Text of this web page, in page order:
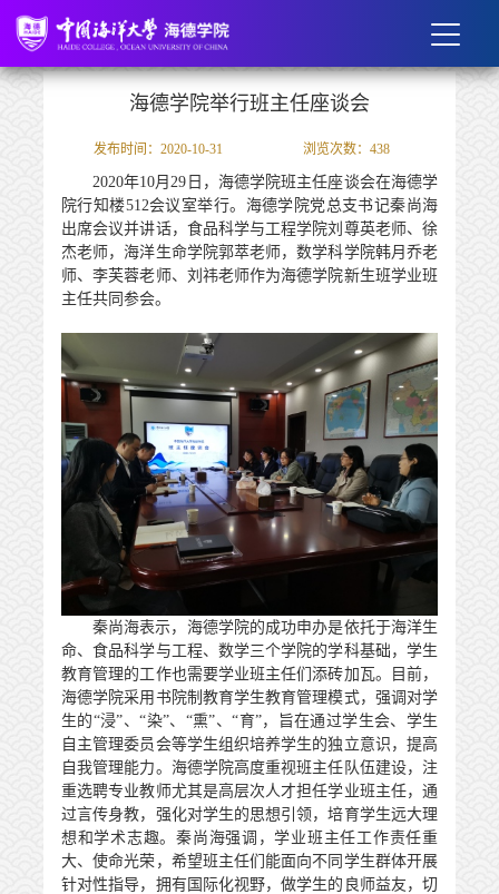
海德学院举行班主任座谈会
发布时间：2020-10-31 浏览次数： 438
2020年10月29 日，海德学院班主任座谈会在海德学
院行知楼512会议室举行。海德学院党总支书记秦尚海
出席会议并讲话，食品科学与工程学院刘尊英老师、徐
杰老师，海洋生命学院郭萃老师，数学科学院韩月乔老
师、李芙蓉老师、刘 祎老师作为海德学院新生班学业班
主任共同参会。
秦尚海表示，海德学院的成功申办是依托于海洋生
命、食品科学与工程、数学三个学院的学科基础，学生
教育管理的工作也需要学业班主任们添砖加瓦。目前，
海德学院采用书院制教育学生教育管理模式，强调对学
生的“浸”、“染”、“熏”、“育”，旨在通过学生会、学生
自主管理委员会等学生组织培养学生的独立意识，提高
自我管理能力。海德学院高度重视班主任队伍建设，注
重选聘专业教师尤其是高层次人才担任学业班主任，通
过言传身教，强化对学生的思想引领，培育学生远大理
想和学术志趣。秦尚海强调，学业班主任工作责任重
大、使命光荣，希望班主任们能面向不同学生群体开展
针对性指导，拥有国际化视野，做学生的良师益友，切